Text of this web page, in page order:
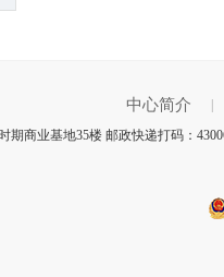
中心简介
期商业基地35楼 邮政快递打码：